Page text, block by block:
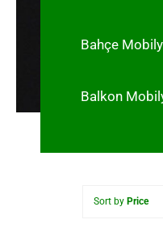
Bahçe
Balkon
Sort by Price